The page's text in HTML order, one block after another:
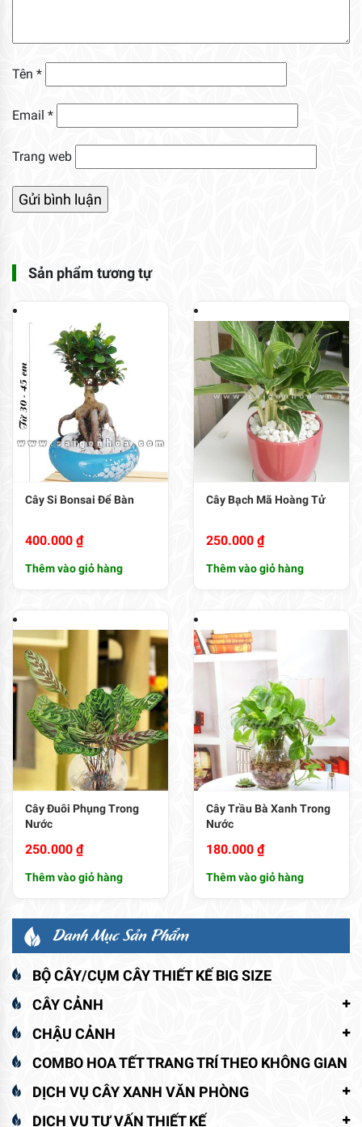
Tên *
Email *
Trang web
Sản phẩm tương tự
Cây Si Bonsai Để Bàn
400.000 ₫
Thêm vào giỏ hàng
Cây Bạch Mã Hoàng Tử
250.000 ₫
Thêm vào giỏ hàng
Cây Đuôi Phụng Trong
Nước
250.000 ₫
Thêm vào giỏ hàng
Cây Trầu Bà Xanh Trong
Nước
180.000 ₫
Thêm vào giỏ hàng
Danh Mục Sản Phẩm
BỘ CÂY/CỤM CÂY THIẾT KẾ BIG SIZE
CÂY CẢNH
CHẬU CẢNH
COMBO HOA TẾT TRANG TRÍ THEO KHÔNG GIAN
DỊCH VỤ CÂY XANH VĂN PHÒNG
DỊCH VỤ TƯ VẤN THIẾT KẾ